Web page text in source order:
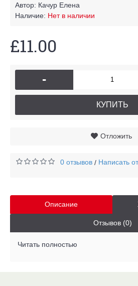
Автор: Качур Елена
Наличие: Нет в наличии
£11.00
-
КУПИТЬ
Отложить
0 отзывов / Написать
Описание
Отзывов (0)
Читать полностью